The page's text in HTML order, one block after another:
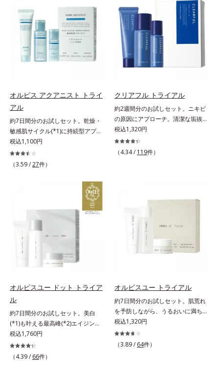
０）アルキルグルコシド（保湿）で
形成するミセルから、汚れをはね返
す水の膜をつくる技術が日本初
（2024年12月時点、J－GLOBALに
よる自社調べ）*2 オルビス内でか
つてないオイルクレンジングのこと
ル*5 乾燥や汚れによる*6 キメの乱
れによる＜使用量目安＞適量＜使用
ステップ＞オルビス ザ クレンジン
グ オイル ⇒ 洗顔料 ⇒ 化粧
水 ⇒ 保湿液 ※W洗顔が必要で
す＜使用方法＞1.適量をとり、手の
ひら全体にさっと広げます。2.肌の
クとよくなじませます。※落ちにく
いメイクを落とす際は、乾いた手に
とり、メイクとしっかりなじませて
ください。3.メイクとなじんだら、
水またはぬるま湯でよく洗い流しま
す。4.その後、洗顔料で洗顔してく
ださい。
厚く強靭に進化することで、紫外線
が強い環境でも汗やくずれから肌を
守り、美容成分(*5)の浸透を促進
(*6)します。有効成分「ナイアシン
アミド」配合。真皮のコラーゲン産
生を促進し今あるシワを改善。メラ
プローチ。保湿成分が日中の肌にも
うるおいを与え、明るくなめらかな
肌へ導きます。さらに落ちにくくす
るとキシキシし、塗りごこちを優先
すると膜がくずれやすくなる日焼け
止めのジレンマを解消すべく試作を
重ね、落ちにくくのびのよいみずみ
た。まるで美容液級のなめらかさで
肌にぴったり密着し、SPF50+・
PA++++という高い紫外線カット力
ながら、白浮きしにくい処方に。シ
ワ改善・美白を叶えながら、紫外線
を味方にしてあなたの肌を守る最高
峰顔用日焼け止めです。*1 メラニ
ンの生成を抑え、シミ・ソバカスを
防ぐ*2 化粧膜のくずれにくさ、肌
ビス内最高の紫外線カットレベル*4
紫外線に瞬時に反応して、膜が厚く
なり始めることおよび表面に新たな
膜ができ始めることで膜が強くくず
れにくくなり、密閉することで保湿
成分を浸透促進すること（角層ま
で）*5 保湿成分*6 角層まで＜使用
量目安＞大きめのパール1粒程度
に、肌荒れ・ニキビ予防など“今”の
肌悩みに応え、“未来”を見据えて好
印象の鍵となるハリ・ツヤへもアプ
ローチする進化を遂げました。うる
おいを逃しやすい男性肌に着目し、
アイテム同士をなじみやすくする
「うるおいコネクト設計」を採用。
ハリ・ツヤのある好印象な清潔透明
肌(*1)へ導きます。*1 うるおいによ
る透明感のある肌*2 男性の顔画像
を用いた印象評価において、基準画
像に対して、頬全体に輝度分布がな
だらかな光（ツヤ）があると、爽や
いて該当文献がないことを確認（ポ
スト済＝全ての方にアレルギーが起
こらないということではありませ
ん。ノンコメドジェニックテスト済
＝すべての人にコメド（ニキビのも
オルビス アクアニスト トライ
アル
約7日間分のお試しセット。乾燥・
敏感肌サイクル(*1)に持続型アプロ
ーチ。敏感肌用保湿スキンケア
(*2)。うるおいを逃し、刺激を受け
やすい角層の“乾燥敏感スランプ
のうるおい研究により完成した、待
望の敏感肌用保湿スキンケアライン
「オルビス アクアニスト」。乾燥
敏感スランプの原因にアプローチす
る持続型トリプルアミノ酸(*4)を配
合。もともと体内にあるアミノ酸は
異物として排出されにくく、肌にと
どまってうるおいを蓄えてくれま
す。刺激を受けやすくなった角層を
指します。無油分・無着色・無香
不使用(*5)・パラベンフリー、6つ
のフリー処方で徹底的に肌に寄り添
います。*1 乾燥と敏感をくり返す
こと*2 敏感肌対象連用テスト済
（すべての方のお肌に合うというこ
とではありません）*3 乾燥して敏
税込1,100円
（3.59 /27件）
クリアフル トライアル
約2週間分のお試しセット。ニキビ
の原因にアプローチ。清潔な垢抜け
肌(*1)へ。「ニキビをくり返してし
まう」「毛穴目立ちが気になる」
「マスク生活であごや口まわりのニ
する、薬用ニキビ対策スキンケアシ
分とコラーゲンが肌をいたわりなが
らうるおいを与え、バリア機能を維
持。ニキビができにくい肌を目指し
ます。さらにビタミンC誘導体をは
を配合。カプセルが浸透してから成
分を放出する特殊技術によって、高
い浸透力(*3)と安定性を実現。毛穴
の目立ちをしっかりケア(*4)して、
ゆらぎやすいニキビ肌を、みずみず
しい清潔な垢抜け肌(*1)へと導きま
す。たっぷりの保湿成分で低刺激。
税込1,320円
（4.34 / 119件）
オルビスユー ドット トライア
ル
約7日間分のお試しセット。美白
(*1)も叶える最高峰(*2)エイジング
ケア(*3)。ハリも透明感(*4)も結果
主義。年齢サイン(*5)の因子に着目
した肌科学エイジングケア(*3)シリ
税込1,760円
（4.39 / 66件）
オルビスユー トライアル
約7日間分のお試しセット。肌荒れ
を予防しながら、うるおいに満ちた
美しい肌へ。7000種を超える成分
から厳選し、「うるおいの質(*1)」
に着目した初期エイジングケア(*2)
税込1,320円
（3.89 / 64件）